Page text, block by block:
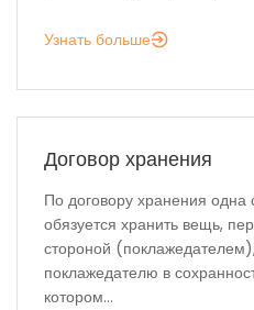
Узнать больше
Договор хранения
По договору хранения одна
обязуется хранить вещь,
стороной
поклажедателю в
котором...